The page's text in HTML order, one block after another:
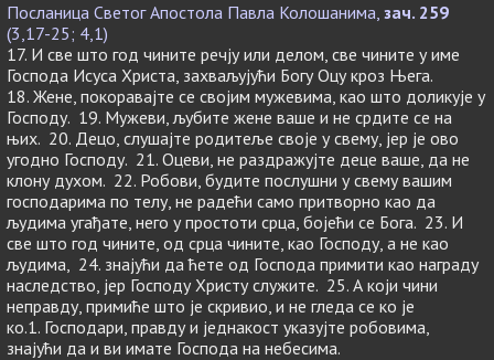
Посланица Светог Апостола Павла Колошанима, зач. 259
(3,17-25; 4,1)
17. И све што год чините речју или делом, све чините у име
Господа Исуса Христа, захваљујући Богу Оцу кроз Њега.
18. Жене, покоравајте се својим мужевима, као што доликује у
Господу. 19. Мужеви, љубите жене ваше и не срдите се на
њих. 20. Децо, слушајте родитеље своје у свему, јер је ово
угодно Господу. 21. Оцеви, не раздражујте деце ваше, да не
клону духом. 22. Робови, будите послушни у свему вашим
господарима по телу, не радећи само притворно као да
људима угађате, него у простоти срца, бојећи се Бога. 23. И
све што год чините, од срца чините, као Господу, а не као
људима, 24. знајући да ћете од Господа примити као награду
наследство, јер Господу Христу служите. 25. А који чини
неправду, примиће што је скривио, и не гледа се ко је
ко.1. Господари, правду и једнакост указујте робовима,
знајући да и ви имате Господа на небесима.